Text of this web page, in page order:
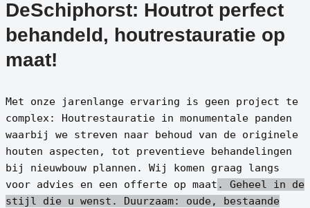
DeSchiphorst: Houtrot perfect
behandeld, houtrestauratie op
maat!
Met onze jarenlange ervaring is geen project te
complex: Houtrestauratie in monumentale panden
waarbij we streven naar behoud van de originele
houten aspecten, tot preventieve behandelingen
bij nieuwbouw plannen. Wij komen graag langs
voor advies en een offerte op maat . Geheel in de
stijl die u wenst. Duurzaam: oude, bestaande